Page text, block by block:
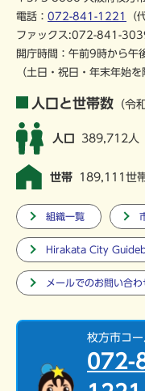
電話： 072-841-1221
（
ファックス:072-841-
開庁時間：午前9時から午
（土日・祝日・年末年始を
人口と世帯数 （令
人口 389,712人
世帯 189,111世
組織一覧
Hirakata City
メールでのお問い合わ
枚方市コ
072-